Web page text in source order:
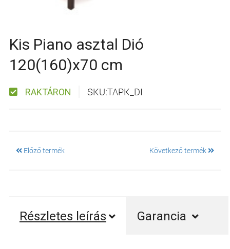
Kis Piano asztal Dió
120(160)x70 cm
RAKTÁRON SKU:TAPK_DI
Előző termék Következő termék
Részletes leírás Garancia